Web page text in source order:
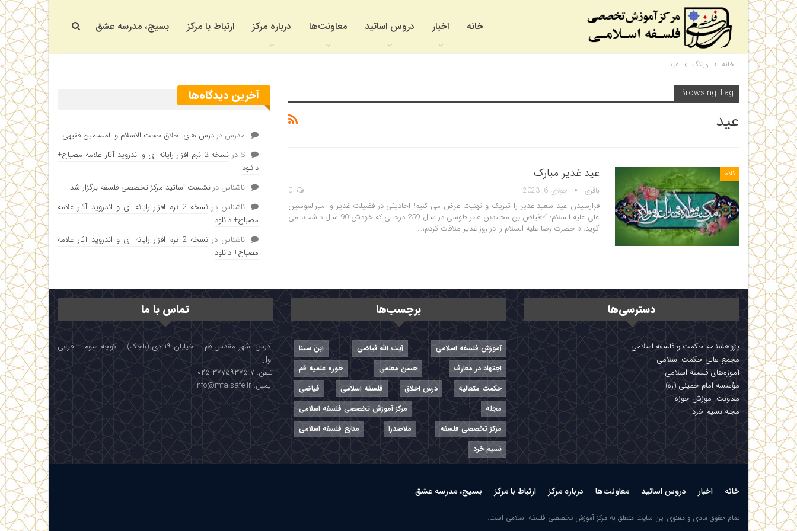
خانه اخبار دروس اساتید معاونت‌ها درباره مرکز ارتباط با مرکز بسیج، مدرسه عشق
خانه وبلاگ عید
Browsing Tag
عید
کلام عید غدیر مبارک
باقری جولای 6, 2023
فرارسیدن عید سعید غدیر را تبریک و تهنیت عرض می کنیم! احادیثی در فضیلت غدیر و امیرالمومنین
علی علیه السلام: ✅فیاض بن محمدبن عمر طوسى در سال 259 درحالى که خودش 90 سال داشت، می
گوید: « حضرت رضا علیه السلام را در روز غدیر ملاقات کردم،…
آخرین دیدگاه‌ها
مدرس در درس های اخلاق حجت الاسلام و المسلمین فقیهی
Sدر
نسخه 2 نرم افزار رایانه ای و اندروید آثار علامه مصباح+
دانلود
ناشناس در نشست اساتید مرکز تخصصی فلسفه برگزار شد
ناشناس در
نسخه 2 نرم افزار رایانه ای و اندروید آثار علامه
مصباح+ دانلود
ناشناس در
نسخه 2 نرم افزار رایانه ای و اندروید آثار علامه
مصباح+ دانلود
دسترسی‌ها
پژوهشنامه حکمت و فلسفه اسلامی
مجمع عالی حکمت اسلامی
آموزه‌های فلسفه اسلامی
مؤسسه امام خمینی (ره)
معاونت آموزش حوزه
مجله نسیم خرد
برچسب‌ها
آموزش فلسفه اسلامی آیت الله فیاضی
ابن سینا
اجتهاد در معارف
حسن معلمی
حوزه علمیه قم
حکمت متعالیه
درس اخلاق فلسفه اسلامی
فیاضی
مجله
مرکز آموزش تخصصی فلسفه اسلامی
مرکز تخصصی فلسفه
ملاصدرا
منابع فلسفه اسلامی
نسیم خرد
تماس با ما
آدرس: شهر مقدس قم – خیابان ۱۹ دی (باجک) – کوچه سوم – فرعی
اول
تلفن: ۷-۳۷۷۵۹۳۷۵-۰۲۵
ایمیل: info@mfalsafe.ir
خانه اخبار دروس اساتید معاونت‌ها درباره مرکز ارتباط با مرکز بسیج، مدرسه عشق
تمام حقوق مادی و معنوی این سایت متعلق به مرکز آموزش تخصصی فلسفه اسلامی است.